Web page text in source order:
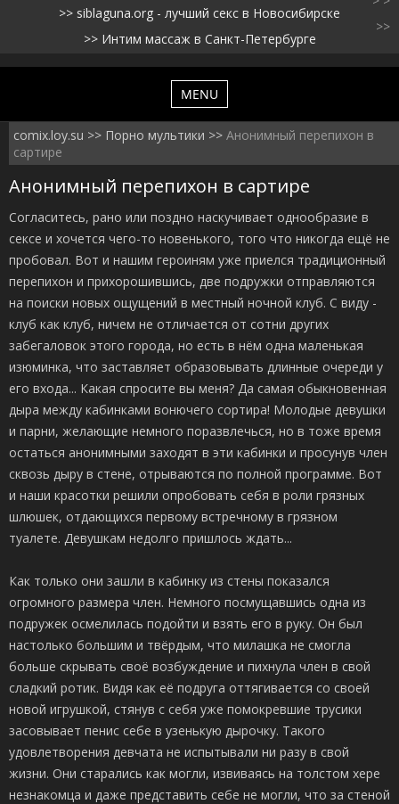
siblaguna.org - лучший секс в Новосибирске
>>
Интим массаж в Санкт-Петербурге
MENU
comix.loy.su Порно мультики
Анонимный перепихон в
сартире
Анонимный перепихон в сартире
Согласитесь, рано или поздно наскучивает однообразие в
сексе и хочется чего-то новенького, того что никогда ещё не
пробовал. Вот и нашим героиням уже приелся традиционный
перепихон и прихорошившись, две подружки отправляются
на поиски новых ощущений в местный ночной клуб. С виду -
клуб как клуб, ничем не отличается от сотни других
забегаловок этого города, но есть в нём одна маленькая
изюминка, что заставляет образовывать длинные очереди у
его входа... Какая спросите вы меня? Да самая обыкновенная
дыра между кабинками вонючего сортира! Молодые девушки
и парни, желающие немного поразвлечься, но в тоже время
остаться анонимными заходят в эти кабинки и просунув член
сквозь дыру в стене, отрываются по полной программе. Вот
и наши красотки решили опробовать себя в роли грязных
шлюшек, отдающихся первому встречному в грязном
туалете. Девушкам недолго пришлось ждать...
Как только они зашли в кабинку из стены показался
огромного размера член. Немного посмущавшись одна из
подружек осмелилась подойти и взять его в руку. Он был
настолько большим и твёрдым, что милашка не смогла
больше скрывать своё возбуждение и пихнула член в свой
сладкий ротик. Видя как её подруга оттягивается со своей
новой игрушкой, стянув с себя уже помокревшие трусики
засовывает пенис себе в узенькую дырочку. Такого
удовлетворения девчата не испытывали ни разу в свой
жизни. Они старались как могли, извиваясь на толстом хере
незнакомца и даже представить себе не могли, что за стеной